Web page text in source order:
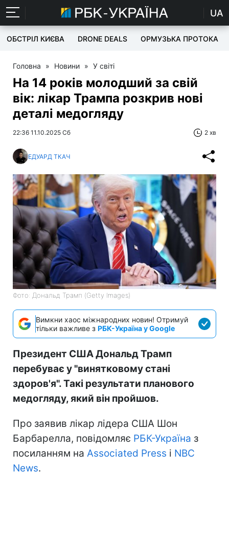
UA
ОБСТРІЛ КИЄВА DRONE DEALS ОРМУЗЬКА ПРОТОКА
Головна » Новини » У світі
На 14 років молодший за свій
вік: лікар Трампа розкрив нові
деталі медогляду
22:36 11.10.2025 Сб 2 хв
ЕДУАРД ТКАЧ
Фото: Дональд Трамп (Getty Images)
Вимкни хаос міжнародних новин! Отримуй
тільки важливе з РБК-Україна у Google
Президент США Дональд Трамп
перебуває у "винятковому стані
здоров'я". Такі результати планового
медогляду, який він пройшов.
Про заявив лікар лідера США Шон
Барбарелла, повідомляє РБК-Україна з
посиланням на Associated Press і NBC
News.